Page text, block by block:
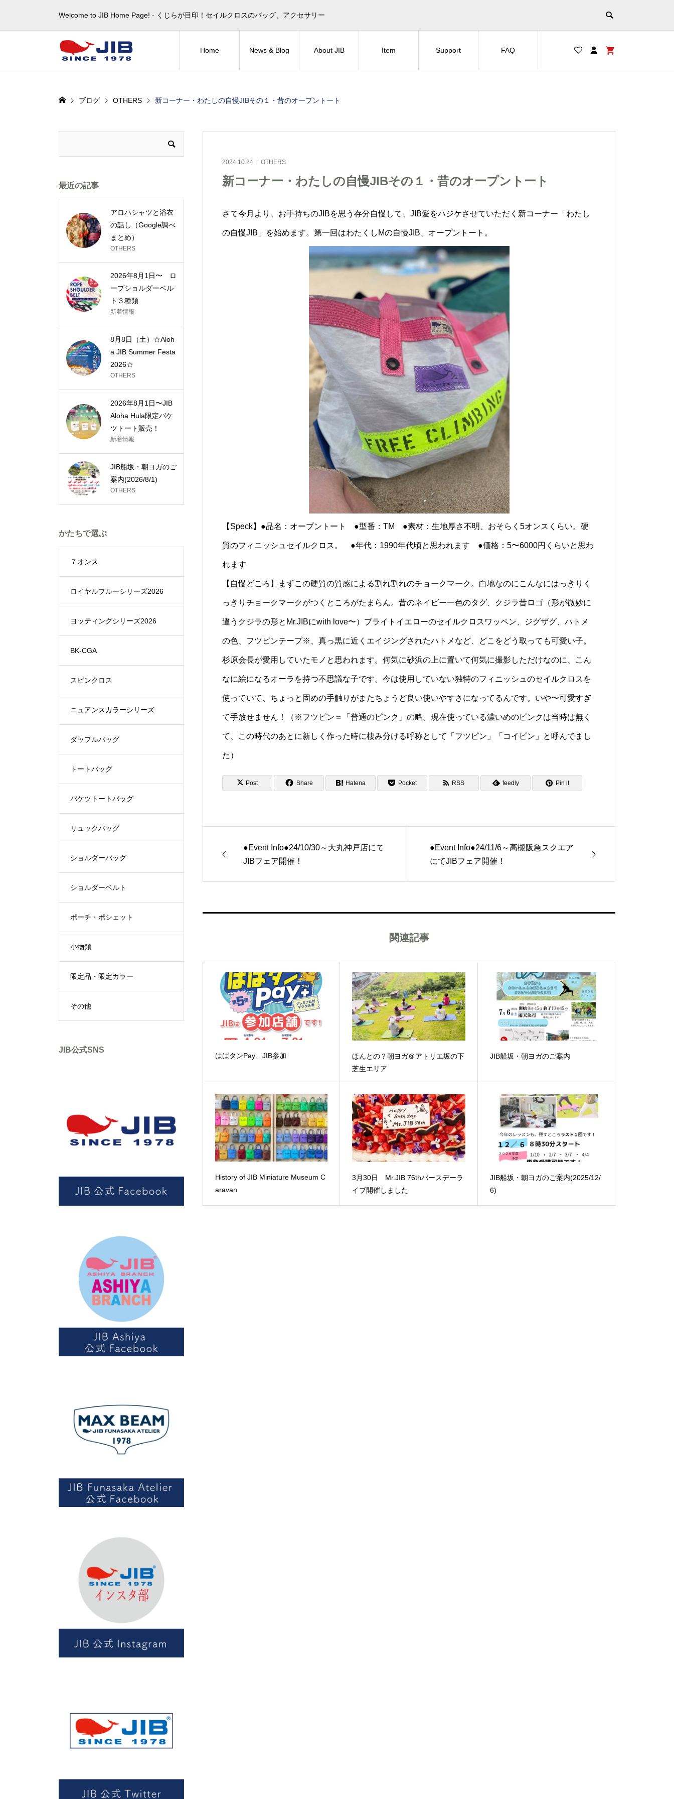
Welcome to JIB Home Page! ‐ くじらが目印！セイルクロスのバッグ、アクセサリー
Home News & Blog About JIB Item Support FAQ
ブログ OTHERS 新コーナー・わたしの自慢JIBその１・昔のオープントート
2024.10.24 OTHERS
新コーナー・わたしの自慢JIBその１・昔のオープントート
さて今月より、お手持ちのJIBを思う存分自慢して、JIB愛をハジケさせていただく新コーナー「わたし
の自慢JIB」を始めます。第一回はわたくしMの自慢JIB、オープントート。
【Speck】●品名：オープントート ●型番：TM ●素材：生地厚さ不明、おそらく5オンスくらい。硬
質のフィニッシュセイルクロス。 ●年代：1990年代頃と思われます ●価格：5〜6000円くらいと思わ
れます
【自慢どころ】まずこの硬質の質感による割れ割れのチョークマーク。白地なのにこんなにはっきりく
っきりチョークマークがつくところがたまらん。昔のネイビー一色のタグ、クジラ昔ロゴ（形が微妙に
違うクジラの形とMr.JIBにwith love〜）ブライトイエローのセイルクロスワッペン、ジグザグ、ハトメ
の色、フツピンテープ※、真っ黒に近くエイジングされたハトメなど、どこをどう取っても可愛い子。
杉原会長が愛用していたモノと思われます。何気に砂浜の上に置いて何気に撮影しただけなのに、こん
なに絵になるオーラを持つ不思議な子です。今は使用していない独特のフィニッシュのセイルクロスを
使っていて、ちょっと固めの手触りがまたちょうど良い使いやすさになってるんです。いや〜可愛すぎ
て手放せません！（※フツピン＝「普通のピンク」の略。現在使っている濃いめのピンクは当時は無く
て、この時代のあとに新しく作った時に棲み分ける呼称として「フツピン」「コイピン」と呼んでまし
た）
Post Share Hatena Pocket RSS feedly Pin it
●Event Info●24/10/30～大丸神戸店にて
JIBフェア開催！
●Event Info●24/11/6～高槻阪急スクエア
にてJIBフェア開催！
関連記事
はばタンPay、JIB参加
ほんとの？朝ヨガ＠アトリエ坂の下
芝生エリア
JIB船坂・朝ヨガのご案内
History of JIB Miniature Museum C
aravan
3月30日 Mr.JIB 76thバースデーラ
イブ開催しました
JIB船坂・朝ヨガのご案内(2025/12/
6)
最近の記事
アロハシャツと浴衣
の話し（Google調べ
まとめ）
OTHERS
2026年8月1日〜 ロ
ープショルダーベル
ト３種類
新着情報
8月8日（土）☆Aloh
a JIB Summer Festa
2026☆
OTHERS
2026年8月1日〜JIB
Aloha Hula限定バケ
ツトート販売！
新着情報
JIB船坂・朝ヨガのご
案内(2026/8/1)
OTHERS
かたちで選ぶ
７オンス
ロイヤルブルーシリーズ2026
ヨッティングシリーズ2026
BK-CGA
スピンクロス
ニュアンスカラーシリーズ
ダッフルバッグ
トートバッグ
バケツトートバッグ
リュックバッグ
ショルダーバッグ
ショルダーベルト
ポーチ・ポシェット
小物類
限定品・限定カラー
その他
JIB公式SNS